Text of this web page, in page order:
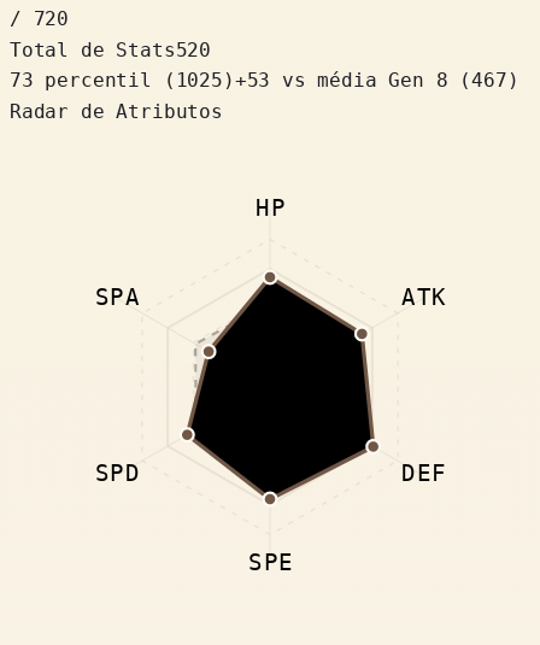
/ 720
Total de Stats520
73 percentil
( 1025 )+53
vs média Gen 8 (467)
Radar de Atributos
HP
ATK
DEF
SPE
SPD
SPA